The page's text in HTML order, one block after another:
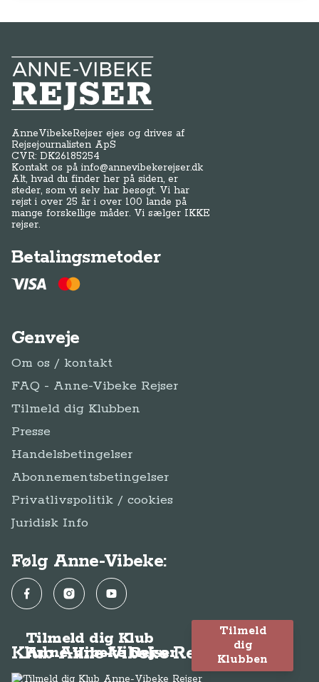
Anne-Vibeke Rejser
AnneVibekeRejser ejes og drives af
Rejsejournalisten ApS
CVR: DK26185254
Kontakt os påinfo@annevibekerejser.dk
Alt, hvad du finder her på siden, er
steder, som vi selv har besøgt. Vi har
rejst i over 25 år i over 100 lande på
mange forskellige måder. Vi sælger IKKE
rejser.
Betalingsmetoder
Genveje
Om os / kontakt
FAQ - Anne-Vibeke Rejser
Tilmeld dig Klubben
Presse
Handelsbetingelser
Abonnementsbetingelser
Privatlivspolitik / cookies
Juridisk Info
Følg Anne-Vibeke:
FacebookInstagramYouTube
Klub Anne-Vibeke Rejser
Tilmeld dig Klub
Anne-Vibeke Rejser
Tilmeld
dig
Klubben